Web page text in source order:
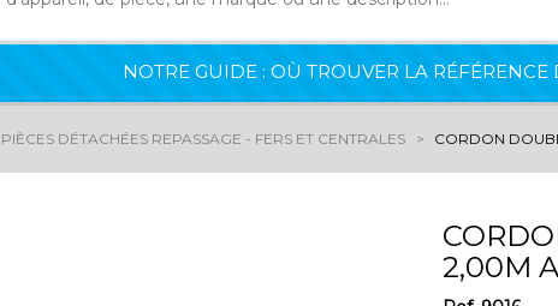
NOTRE GUIDE : OÙ TROUVER LA RÉFÉRENCE
PIÈCES DÉTACHÉES REPASSAGE - FERS ET CENTRALES CORDON
2,00M